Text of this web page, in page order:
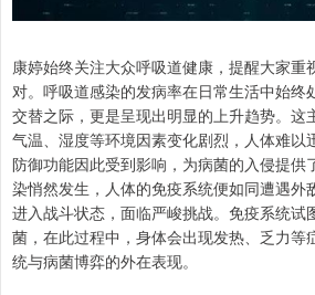
康婷始终关注大众呼吸道健康，提醒大家重
对。呼吸道感染的发病率在日常生活中始终
交替之际，更是呈现出明显的上升趋势。这
气温、湿度等环境因素变化剧烈，人体难以
防御功能因此受到影响，为病菌的入侵提供
染悄然发生，人体的免疫系统便如同遭遇外
进入战斗状态，面临严峻挑战。免疫系统试
菌，在此过程中，身体会出现发热、乏力等
统与病菌博弈的外在表现。